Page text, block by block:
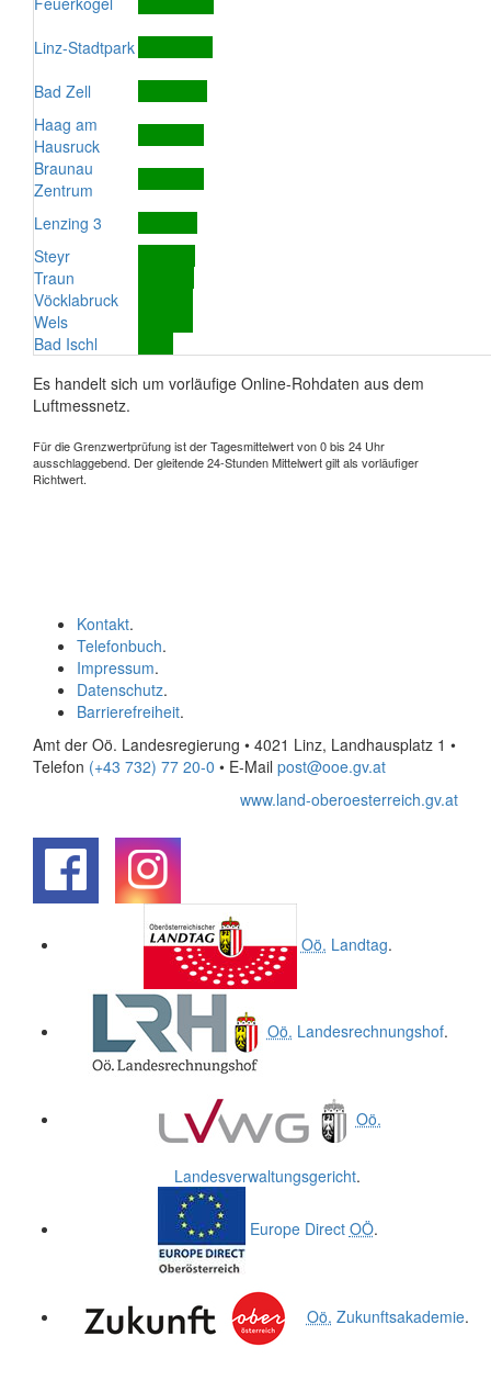
Linz-Stadtpark
Bad Zell
Haag am
Hausruck
Braunau
Zentrum
Lenzing 3
Steyr
Traun
Vöcklabruck
Wels
Bad Ischl
Es handelt sich um vorläufige Online-Rohdaten aus dem
Luftmessnetz.
Für die Grenzwertprüfung ist der Tagesmittelwert von 0 bis 24 Uhr
ausschlaggebend. Der gleitende 24-Stunden Mittelwert gilt als vorläufiger
Richtwert.
Kontakt.
Telefonbuch.
Impressum.
Datenschutz.
Barrierefreiheit.
Amt der Oö. Landesregierung • 4021 Linz, Landhausplatz 1 •
Telefon (+43 732) 77 20-0 • E-Mail post@ooe.gv.at
www.land-oberoesterreich.gv.at
Oö. Landtag.
Oö. Landesrechnungshof.
Oö.
Landesverwaltungsgericht.
Europe Direct OÖ.
Oö. Zukunftsakademie.